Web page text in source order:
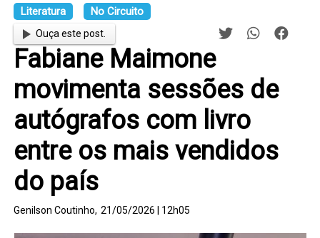
Literatura No Circuito
Ouça este post.
Fabiane Maimone
movimenta sessões de
autógrafos com livro
entre os mais vendidos
do país
Genilson Coutinho, 21/05/2026 | 12h05